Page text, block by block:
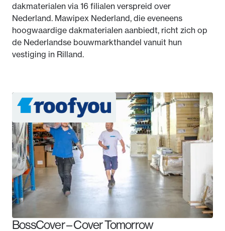
dakmaterialen via 16 filialen verspreid over
Nederland. Mawipex Nederland, die eveneens
hoogwaardige dakmaterialen aanbiedt, richt zich op
de Nederlandse bouwmarkthandel vanuit hun
vestiging in Rilland.
BossCover – Cover Tomorrow